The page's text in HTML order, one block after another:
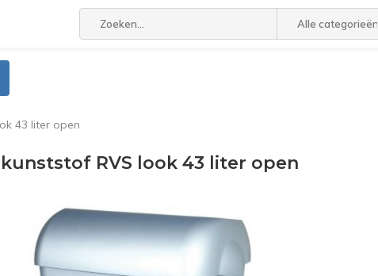
Alle categorieën
43 liter open
RVS look 43 liter open